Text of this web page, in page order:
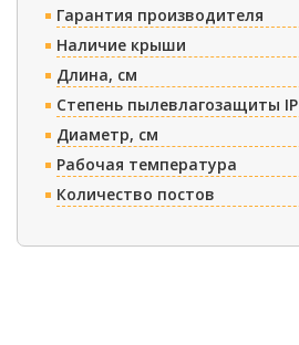
Гарантия производителя
Наличие крыши
Длина, см
Степень пылевлагозащиты IP
Диаметр, см
Рабочая температура
Количество постов